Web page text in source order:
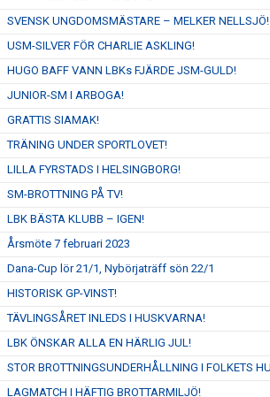
SVENSK UNGDOMSMÄSTARE – MELKER NELLSJÖ!
USM-SILVER FÖR CHARLIE ASKLING!
HUGO BAFF VANN LBKs FJÄRDE JSM-GULD!
JUNIOR-SM I ARBOGA!
GRATTIS SIAMAK!
TRÄNING UNDER SPORTLOVET!
LILLA FYRSTADS I HELSINGBORG!
SM-BROTTNING PÅ TV!
LBK BÄSTA KLUBB – IGEN!
Årsmöte 7 februari 2023
Dana-Cup lör 21/1, Nybörjaträff sön 22/1
HISTORISK GP-VINST!
TÄVLINGSÅRET INLEDS I HUSKVARNA!
LBK ÖNSKAR ALLA EN HÄRLIG JUL!
STOR BROTTNINGSUNDERHÅLLNING I FOLKETS
LAGMATCH I HÄFTIG BROTTARMILJÖ!